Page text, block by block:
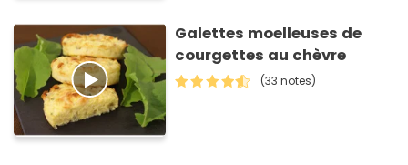
Galettes moelleuses de
courgettes au chèvre
(33 notes)